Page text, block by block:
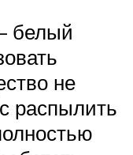
белый
не
распылить